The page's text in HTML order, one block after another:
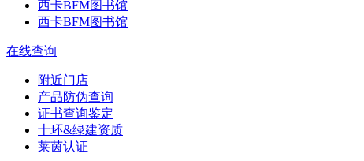
西卡BFM图书馆
西卡BFM图书馆
在线查询
附近门店
产品防伪查询
证书查询鉴定
十环&绿建资质
莱茵认证